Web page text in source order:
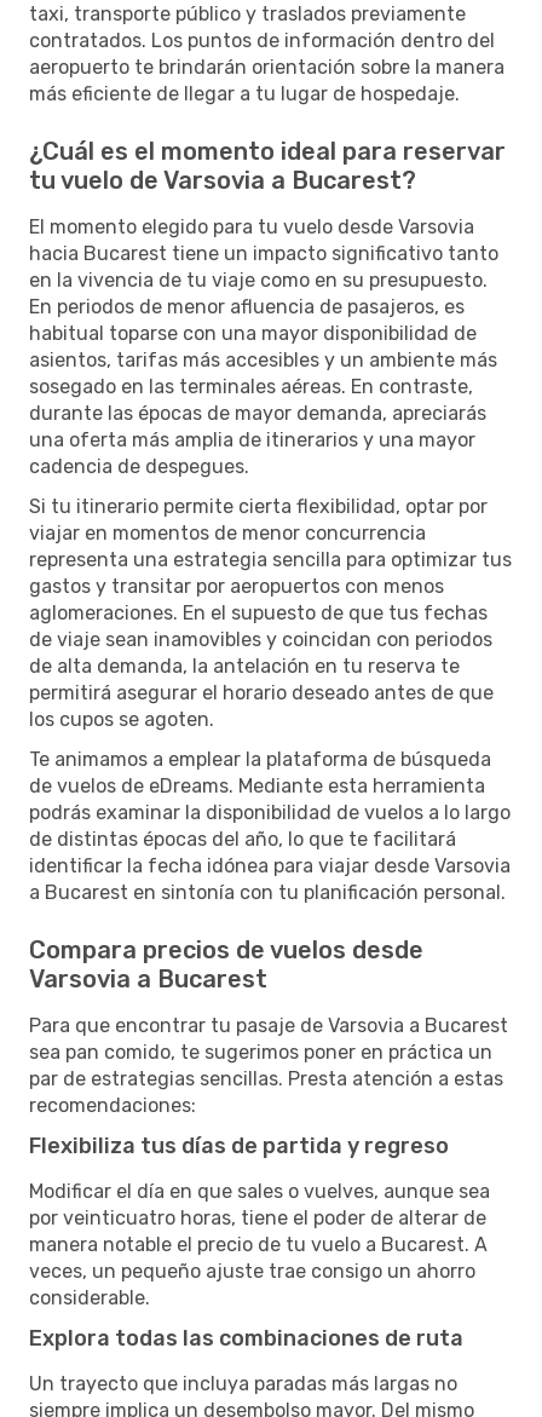
taxi, transporte público y traslados previamente
contratados. Los puntos de información dentro del
aeropuerto te brindarán orientación sobre la manera
más eficiente de llegar a tu lugar de hospedaje.
¿Cuál es el momento ideal para reservar
tu vuelo de Varsovia a Bucarest?
El momento elegido para tu vuelo desde Varsovia
hacia Bucarest tiene un impacto significativo tanto
en la vivencia de tu viaje como en su presupuesto.
En periodos de menor afluencia de pasajeros, es
habitual toparse con una mayor disponibilidad de
asientos, tarifas más accesibles y un ambiente más
sosegado en las terminales aéreas. En contraste,
durante las épocas de mayor demanda, apreciarás
una oferta más amplia de itinerarios y una mayor
cadencia de despegues.
Si tu itinerario permite cierta flexibilidad, optar por
viajar en momentos de menor concurrencia
representa una estrategia sencilla para optimizar tus
gastos y transitar por aeropuertos con menos
aglomeraciones. En el supuesto de que tus fechas
de viaje sean inamovibles y coincidan con periodos
de alta demanda, la antelación en tu reserva te
permitirá asegurar el horario deseado antes de que
los cupos se agoten.
Te animamos a emplear la plataforma de búsqueda
de vuelos de eDreams. Mediante esta herramienta
podrás examinar la disponibilidad de vuelos a lo largo
de distintas épocas del año, lo que te facilitará
identificar la fecha idónea para viajar desde Varsovia
a Bucarest en sintonía con tu planificación personal.
Compara precios de vuelos desde
Varsovia a Bucarest
Para que encontrar tu pasaje de Varsovia a Bucarest
sea pan comido, te sugerimos poner en práctica un
par de estrategias sencillas. Presta atención a estas
recomendaciones:
Flexibiliza tus días de partida y regreso
Modificar el día en que sales o vuelves, aunque sea
por veinticuatro horas, tiene el poder de alterar de
manera notable el precio de tu vuelo a Bucarest. A
veces, un pequeño ajuste trae consigo un ahorro
considerable.
Explora todas las combinaciones de ruta
Un trayecto que incluya paradas más largas no
siempre implica un desembolso mayor. Del mismo